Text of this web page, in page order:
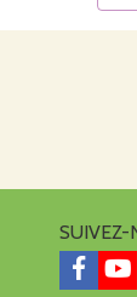
SUIVEZ-